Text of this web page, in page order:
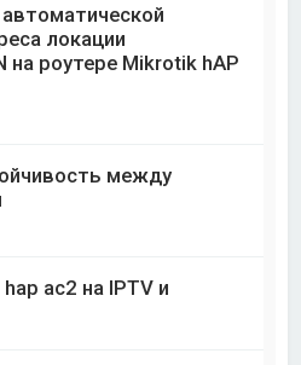
локации
на роутере Mikrotik hAP
между
ac2 на IPTV и